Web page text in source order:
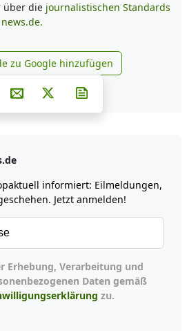
über die journalistischen Standards
news.de zu Google
zu Google hinzufügen
Teilen auf Facebook
Teilen auf Whatsapp
Teilen auf Telegram
auf Pinterest
Per E-Mail teilen
Post auf X
informiert: Eilmeldungen,
Jetzt anmelden!
Daten gemäß
zu.